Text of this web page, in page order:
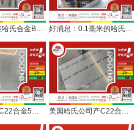
德国VDM产C22合金5毫米异形切割加工服务用户 美国哈氏公司产C22合金1.0毫米服务医药设备制造